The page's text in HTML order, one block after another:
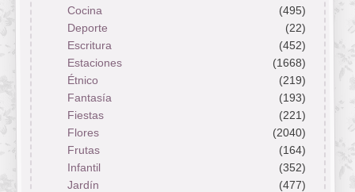
Cocina
(495)
Deporte
(22)
Escritura
(452)
Estaciones
(1668)
Étnico
(219)
Fantasía
(193)
Fiestas
(221)
Flores
(2040)
Frutas
(164)
Infantil
(352)
Jardín
(477)